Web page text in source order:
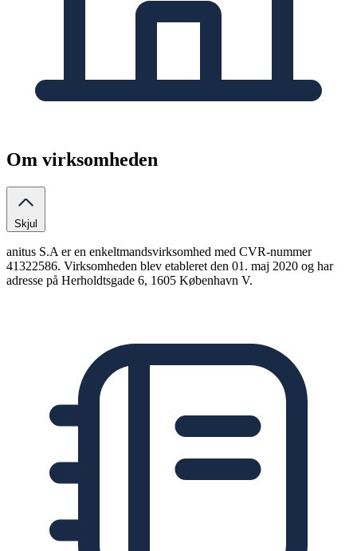
Om virksomheden
Skjul
anitus S.A er en enkeltmandsvirksomhed med CVR-nummer
41322586. Virksomheden blev etableret den 01. maj 2020 og har
adresse på Herholdtsgade 6, 1605 København V.